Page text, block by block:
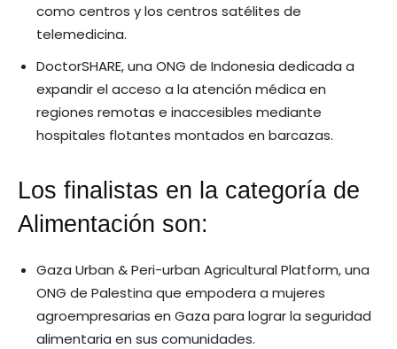
como centros y los centros satélites de
telemedicina.
DoctorSHARE, una ONG de Indonesia dedicada a
expandir el acceso a la atención médica en
regiones remotas e inaccesibles mediante
hospitales flotantes montados en barcazas.
Los finalistas en la categoría de
Alimentación son:
Gaza Urban & Peri-urban Agricultural Platform, una
ONG de Palestina que empodera a mujeres
agroempresarias en Gaza para lograr la seguridad
alimentaria en sus comunidades.